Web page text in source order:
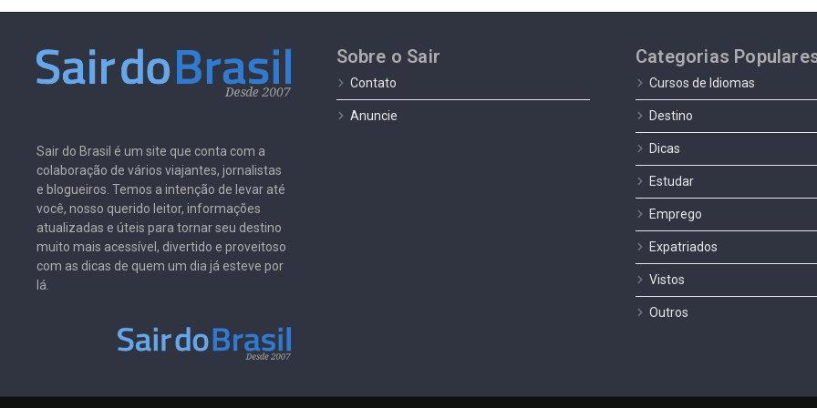
Sair do Brasil é um site que conta com a
colaboração de vários viajantes, jornalistas
e blogueiros. Temos a intenção de levar até
você, nosso querido leitor, informações
atualizadas e úteis para tornar seu destino
muito mais acessível, divertido e proveitoso
com as dicas de quem um dia já esteve por
lá.
Sobre o Sair
Contato
Anuncie
Categorias
Cursos de Idiomas
Destino
Dicas
Estudar
Emprego
Expatriados
Vistos
Outros